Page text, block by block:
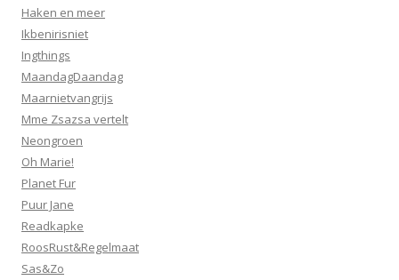
Haken en meer
Ikbenirisniet
Ingthings
MaandagDaandag
Maarnietvangrijs
Mme Zsazsa vertelt
Neongroen
Oh Marie!
Planet Fur
Puur Jane
Readkapke
RoosRust&Regelmaat
Sas&Zo